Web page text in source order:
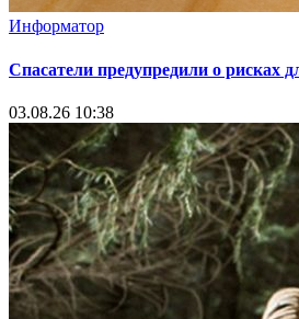
Безопасность
Как не заблудиться в лесу
дзержинские сыщики
04.08.26 16:16